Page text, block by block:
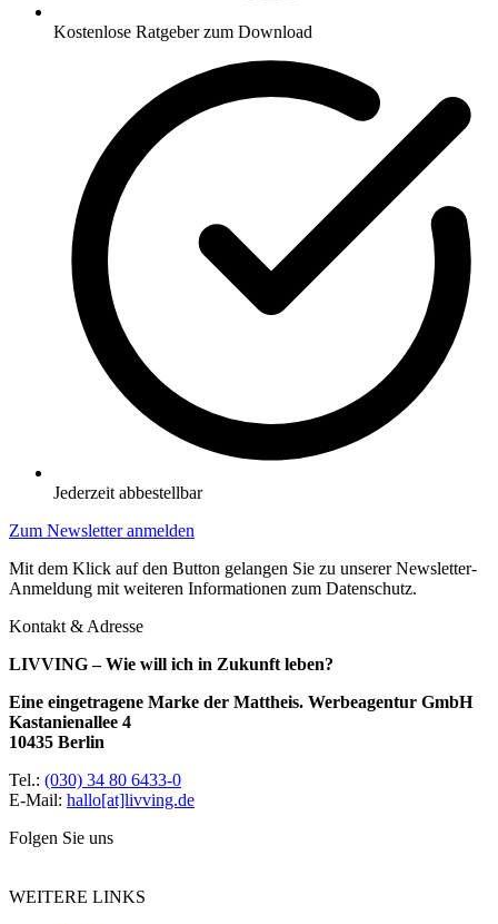
Kostenlose Ratgeber zum Download
Jederzeit abbestellbar
Zum Newsletter anmelden
Mit dem Klick auf den Button gelangen Sie zu unserer Newsletter-
Anmeldung mit weiteren Informationen zum Datenschutz.
Kontakt & Adresse
LIVVING – Wie will ich in Zukunft leben?
Eine eingetragene Marke der Mattheis. Werbeagentur GmbH
Kastanienallee 4
10435 Berlin
Tel.: (030) 34 80 6433-0
E-Mail: hallo[at]livving.de
Folgen Sie uns
WEITERE LINKS